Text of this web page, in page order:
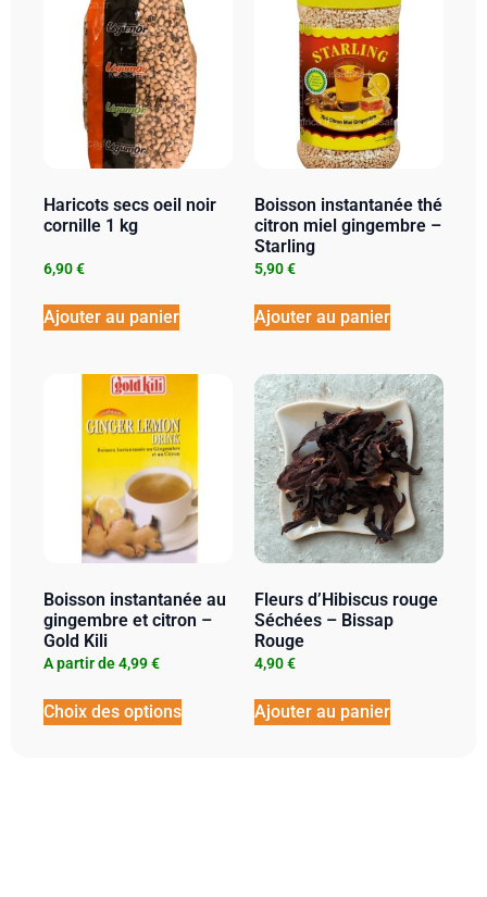
Haricots secs oeil noir
cornille 1 kg
6,90€
Ajouter au panier
Boisson instantanée thé
citron miel gingembre –
Starling
5,90€
Ajouter au panier
Boisson instantanée au
gingembre et citron –
Gold Kili
A partir de4,99€
Choix des options
Fleurs d’Hibiscus rouge
Séchées – Bissap
Rouge
4,90€
Ajouter au panier